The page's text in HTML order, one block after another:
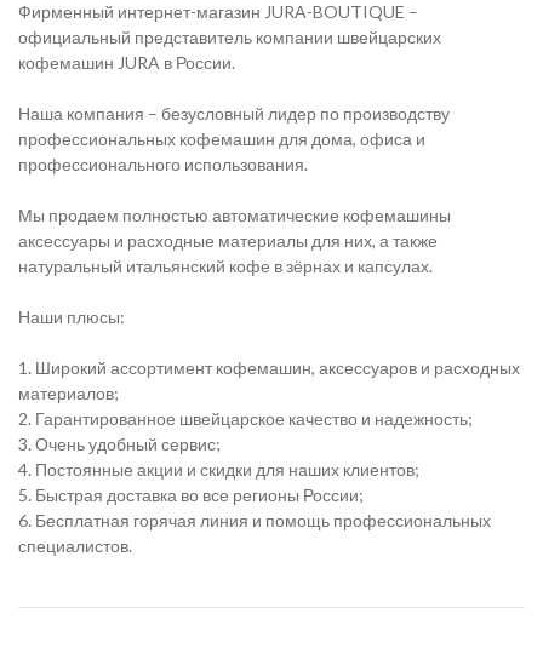
Фирменный интернет-магазин JURA-BOUTIQUE –
официальный представитель компании швейцарских
кофемашин JURA в России.
Наша компания – безусловный лидер по производству
профессиональных кофемашин для дома, офиса и
профессионального использования.
Мы продаем полностью автоматические кофемашины
аксессуары и расходные материалы для них, а также
натуральный итальянский кофе в зёрнах и капсулах.
Наши плюсы:
1. Широкий ассортимент кофемашин, аксессуаров и расходных
материалов;
2. Гарантированное швейцарское качество и надежность;
3. Очень удобный сервис;
4. Постоянные акции и скидки для наших клиентов;
5. Быстрая доставка во все регионы России;
6. Бесплатная горячая линия и помощь профессиональных
специалистов.